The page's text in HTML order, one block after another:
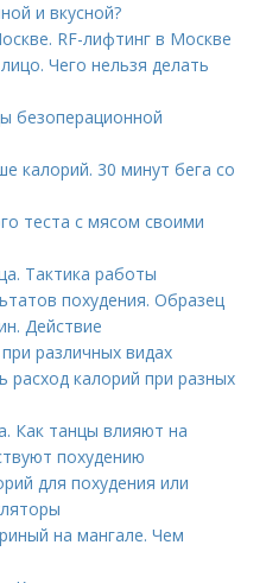
и вкусной?
RF-лифтинг в Москве
Чего нельзя делать
безоперационной
калорий. 30 минут бега со
теста с мясом своими
Тактика работы
похудения. Образец
Действие
различных видах
расход калорий при разных
Как танцы влияют на
похудению
для похудения или
на мангале. Чем